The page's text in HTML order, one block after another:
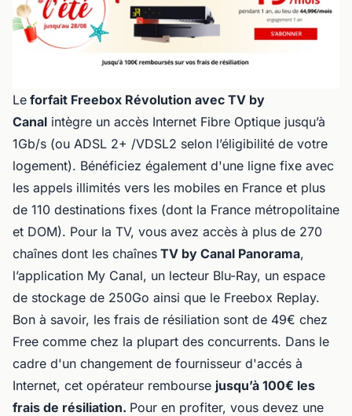
Le forfait Freebox Révolution avec TV by
Canal intègre un accès Internet Fibre Optique jusqu’à
1Gb/s (ou ADSL 2+ /VDSL2 selon l’éligibilité de votre
logement). Bénéficiez également d'une ligne fixe avec
les appels illimités vers les mobiles en France et plus
de 110 destinations fixes (dont la France métropolitaine
et DOM). Pour la TV, vous avez accès à plus de 270
chaînes dont les chaînes TV by Canal Panorama,
l’application My Canal, un lecteur Blu-Ray, un espace
de stockage de 250Go ainsi que le Freebox Replay.
Bon à savoir, les frais de résiliation sont de 49€ chez
Free comme chez la plupart des concurrents. Dans le
cadre d'un changement de fournisseur d'accés à
Internet, cet opérateur rembourse jusqu’à 100€ les
frais de résiliation. Pour en profiter, vous devez une